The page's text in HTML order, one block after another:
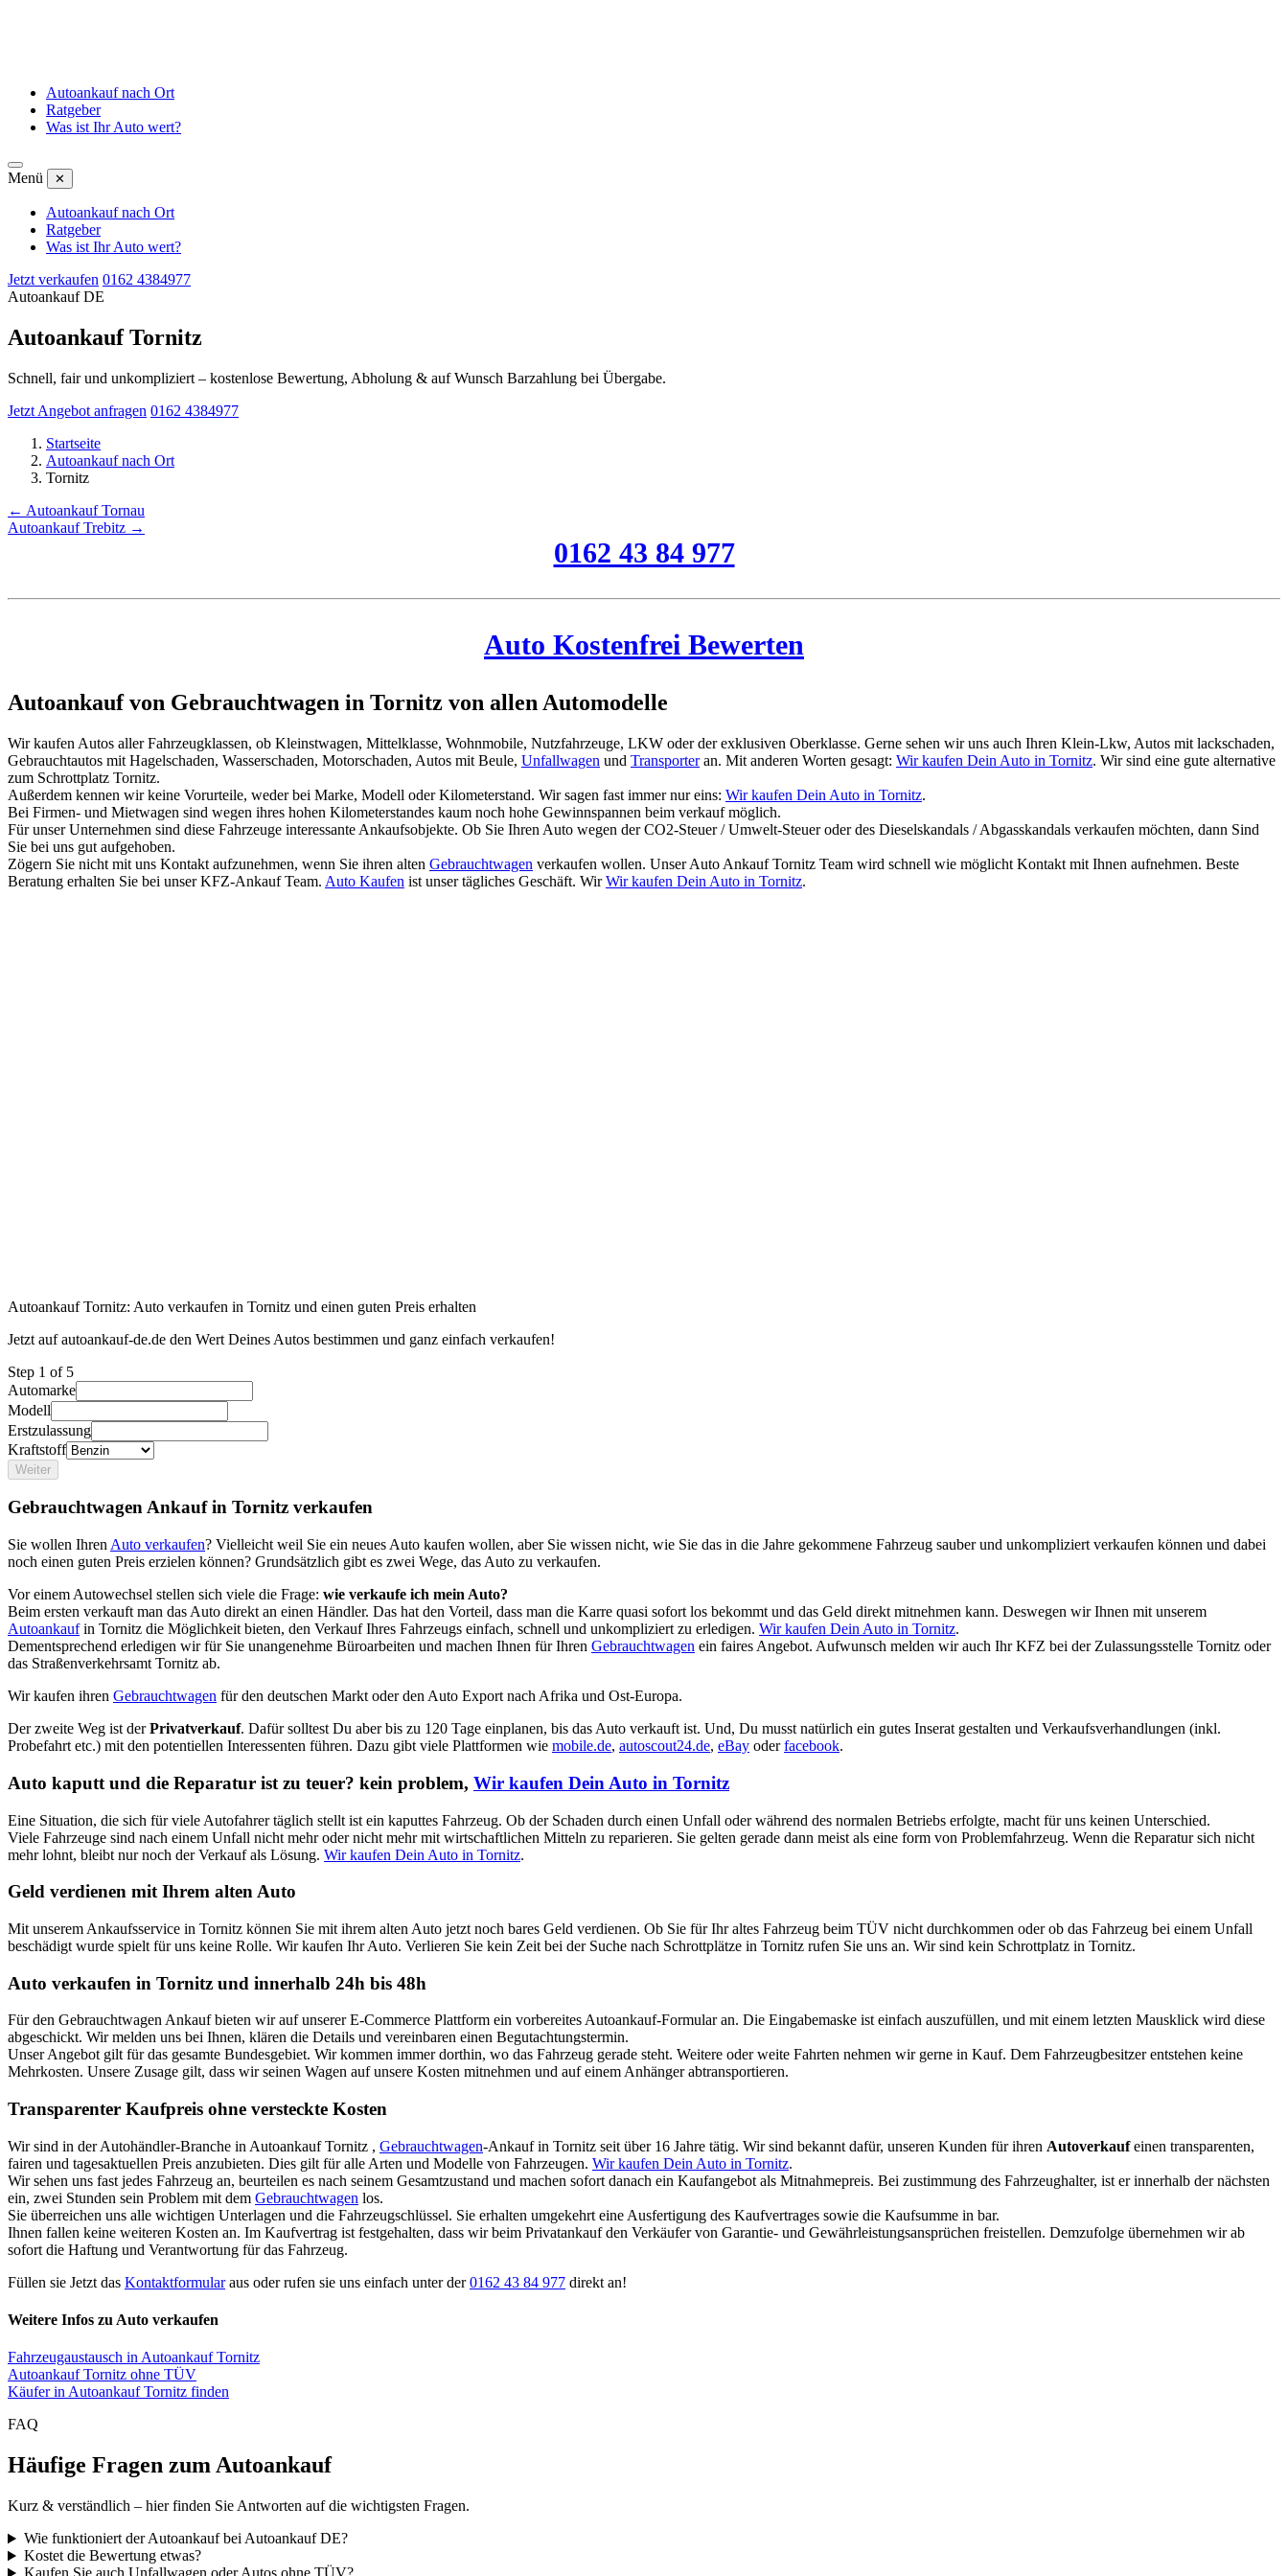
Autoankauf nach Ort
Ratgeber
Was ist Ihr Auto wert?
Menü ✕
Autoankauf nach Ort
Ratgeber
Was ist Ihr Auto wert?
Jetzt verkaufen 0162 4384977
Autoankauf DE
Autoankauf Tornitz
Schnell, fair und unkompliziert – kostenlose Bewertung, Abholung & auf Wunsch Barzahlung bei Übergabe.
Jetzt Angebot anfragen 0162 4384977
Startseite
Autoankauf nach Ort
Tornitz
← Autoankauf Tornau
Autoankauf Trebitz →
0162 43 84 977
Auto Kostenfrei Bewerten
Autoankauf von Gebrauchtwagen in Tornitz von allen Automodelle
Wir kaufen Autos aller Fahrzeugklassen, ob Kleinstwagen, Mittelklasse, Wohnmobile, Nutzfahrzeuge, LKW oder der exklusiven Oberklasse. Gerne sehen wir uns auch Ihren Klein-Lkw, Autos mit lackschaden,
Gebrauchtautos mit Hagelschaden, Wasserschaden, Motorschaden, Autos mit Beule, Unfallwagen und Transporteran. Mit anderen Worten gesagt: Wir kaufen Dein Auto in Tornitz. Wir sind eine gute alternative
zum Schrottplatz Tornitz.
Außerdem kennen wir keine Vorurteile, weder bei Marke, Modell oder Kilometerstand. Wir sagen fast immer nur eins: Wir kaufen Dein Auto in Tornitz.
Bei Firmen- und Mietwagen sind wegen ihres hohen Kilometerstandes kaum noch hohe Gewinnspannen beim verkauf möglich.
Für unser Unternehmen sind diese Fahrzeuge interessante Ankaufsobjekte. Ob Sie Ihren Auto wegen der CO2-Steuer / Umwelt-Steuer oder des Dieselskandals / Abgasskandals verkaufen möchten, dann Sind
Sie bei uns gut aufgehoben.
Zögern Sie nicht mit uns Kontakt aufzunehmen, wenn Sie ihren alten Gebrauchtwagen verkaufen wollen. Unser Auto Ankauf Tornitz Team wird schnell wie möglicht Kontakt mit Ihnen aufnehmen. Beste
Beratung erhalten Sie bei unser KFZ-Ankauf Team. Auto Kaufen ist unser tägliches Geschäft. WirWir kaufen Dein Auto in Tornitz.
Autoankauf Tornitz: Auto verkaufen in Tornitz und einen guten Preis erhalten
Jetzt auf autoankauf-de.de den Wert Deines Autos bestimmen und ganz einfach verkaufen!
Step 1 of 5
Automarke
Modell
Erstzulassung
Kraftstoff
Weiter
Gebrauchtwagen Ankauf in Tornitz verkaufen
Sie wollen Ihren Auto verkaufen? Vielleicht weil Sie ein neues Auto kaufen wollen, aber Sie wissen nicht, wie Sie das in die Jahre gekommene Fahrzeug sauber und unkompliziert verkaufen können und dabei
noch einen guten Preis erzielen können? Grundsätzlich gibt es zwei Wege, das Auto zu verkaufen.
Vor einem Autowechsel stellen sich viele die Frage: wie verkaufe ich mein Auto?
Beim ersten verkauft man das Auto direkt an einen Händler. Das hat den Vorteil, dass man die Karre quasi sofort los bekommt und das Geld direkt mitnehmen kann. Deswegen wir Ihnen mit unserem
Autoankaufin Tornitz die Möglichkeit bieten, den Verkauf Ihres Fahrzeugs einfach, schnell und unkompliziert zu erledigen. Wir kaufen Dein Auto in Tornitz.
Dementsprechend erledigen wir für Sie unangenehme Büroarbeiten und machen Ihnen für Ihren Gebrauchtwagen ein faires Angebot. Aufwunsch melden wir auch Ihr KFZ bei der Zulassungsstelle Tornitz oder
das Straßenverkehrsamt Tornitz ab.
Wir kaufen ihren Gebrauchtwagen für den deutschen Markt oder den Auto Export nach Afrika und Ost-Europa.
Der zweite Weg ist derPrivatverkauf. Dafür solltest Du aber bis zu 120 Tage einplanen, bis das Auto verkauft ist. Und, Du musst natürlich ein gutes Inserat gestalten und Verkaufsverhandlungen (inkl.
Probefahrt etc.) mit den potentiellen Interessenten führen. Dazu gibt viele Plattformen wie mobile.de, autoscout24.de, eBay oderfacebook.
Auto kaputt und die Reparatur ist zu teuer? kein problem, Wir kaufen Dein Auto in Tornitz
Eine Situation, die sich für viele Autofahrer täglich stellt ist ein kaputtes Fahrzeug. Ob der Schaden durch einen Unfall oder während des normalen Betriebs erfolgte, macht für uns keinen Unterschied.
Viele Fahrzeuge sind nach einem Unfall nicht mehr oder nicht mehr mit wirtschaftlichen Mitteln zu reparieren. Sie gelten gerade dann meist als eine form von Problemfahrzeug. Wenn die Reparatur sich nicht
mehr lohnt, bleibt nur noch der Verkauf als Lösung. Wir kaufen Dein Auto in Tornitz.
Geld verdienen mit Ihrem alten Auto
Mit unserem Ankaufsservice in Tornitz können Sie mit ihrem alten Auto jetzt noch bares Geld verdienen. Ob Sie für Ihr altes Fahrzeug beim TÜV nicht durchkommen oder ob das Fahrzeug bei einem Unfall
beschädigt wurde spielt für uns keine Rolle. Wir kaufen Ihr Auto. Verlieren Sie kein Zeit bei der Suche nach Schrottplätze in Tornitz rufen Sie uns an. Wir sind kein Schrottplatz in Tornitz.
Auto verkaufen in Tornitz und innerhalb 24h bis 48h
Für den Gebrauchtwagen Ankauf bieten wir auf unserer E-Commerce Plattform ein vorbereites Autoankauf-Formular an. Die Eingabemaske ist einfach auszufüllen, und mit einem letzten Mausklick wird diese
abgeschickt. Wir melden uns bei Ihnen, klären die Details und vereinbaren einen Begutachtungstermin.
Unser Angebot gilt für das gesamte Bundesgebiet. Wir kommen immer dorthin, wo das Fahrzeug gerade steht. Weitere oder weite Fahrten nehmen wir gerne in Kauf. Dem Fahrzeugbesitzer entstehen keine
Mehrkosten. Unsere Zusage gilt, dass wir seinen Wagen auf unsere Kosten mitnehmen und auf einem Anhänger abtransportieren.
Transparenter Kaufpreis ohne versteckte Kosten
Wir sind in der Autohändler-Branche in Autoankauf Tornitz , Gebrauchtwagen-Ankauf in Tornitz seit über 16 Jahre tätig. Wir sind bekannt dafür, unseren Kunden für ihren Autoverkaufeinen transparenten,
fairen und tagesaktuellen Preis anzubieten. Dies gilt für alle Arten und Modelle von Fahrzeugen. Wir kaufen Dein Auto in Tornitz.
Wir sehen uns fast jedes Fahrzeug an, beurteilen es nach seinem Gesamtzustand und machen sofort danach ein Kaufangebot als Mitnahmepreis. Bei zustimmung des Fahrzeughalter, ist er innerhalb der nächsten
ein, zwei Stunden sein Problem mit dem Gebrauchtwagen los.
Sie überreichen uns alle wichtigen Unterlagen und die Fahrzeugschlüssel. Sie erhalten umgekehrt eine Ausfertigung des Kaufvertrages sowie die Kaufsumme in bar.
Ihnen fallen keine weiteren Kosten an. Im Kaufvertrag ist festgehalten, dass wir beim Privatankauf den Verkäufer von Garantie- und Gewährleistungsansprüchen freistellen. Demzufolge übernehmen wir ab
sofort die Haftung und Verantwortung für das Fahrzeug.
Füllen sie Jetzt das Kontaktformularaus oder rufen sie uns einfach unter der0162 43 84 977 direkt an!
Weitere Infos zu Auto verkaufen
Fahrzeugaustausch in Autoankauf Tornitz
Autoankauf Tornitz ohne TÜV
Käufer in Autoankauf Tornitz finden
FAQ
Häufige Fragen zum Autoankauf
Kurz & verständlich – hier finden Sie Antworten auf die wichtigsten Fragen.
Wie funktioniert der Autoankauf bei Autoankauf DE?
Kostet die Bewertung etwas?